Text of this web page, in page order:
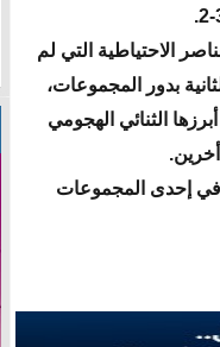
الاحتياطية التي لم
بدور المجموعات،
الثنائي الهجومي
إحدى المجموعات